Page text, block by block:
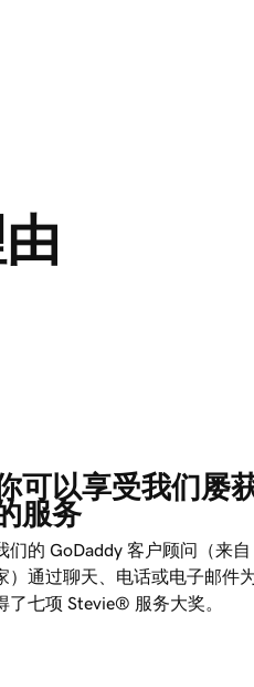
可以享受我们屡
服务
们的 GoDaddy 客户顾问（来
）通过聊天、电话或电子邮件
了七项 Stevie® 服务大奖。